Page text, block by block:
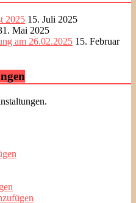
2025 15. Juli 2025
Mai 2025
am 26.02.2025 15. Februar